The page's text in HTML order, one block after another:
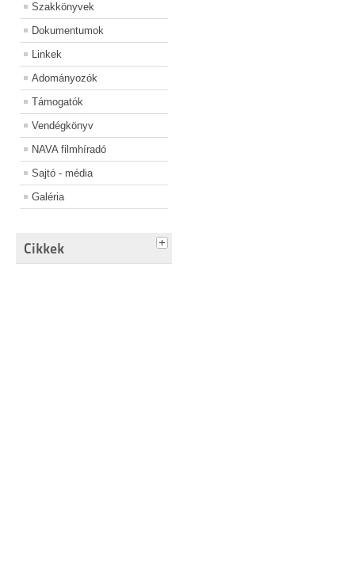
Szakkönyvek
Dokumentumok
Linkek
Adományozók
Támogatók
Vendégkönyv
NAVA filmhíradó
Sajtó - média
Galéria
Cikkek